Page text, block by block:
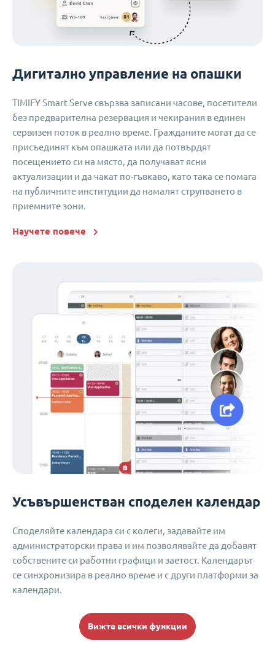
Дигитално управление на опашки
TIMIFY Smart Serve свързва записани часове, посетители
без предварителна резервация и чекирания в единен
сервизен поток в реално време. Гражданите могат да се
присъединят към опашката или да потвърдят
посещението си на място, да получават ясни
актуализации и да чакат по-гъвкаво, като така се помага
на публичните институции да намалят струпването в
приемните зони.
Научете повече
Усъвършенстван споделен календар
Споделяйте календара си с колеги, задавайте им
администраторски права и им позволявайте да добавят
собствените си работни графици и заетост. Календарът
се синхронизира в реално време и с други платформи за
календари.
Вижте всички функции